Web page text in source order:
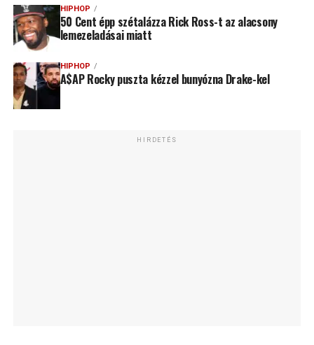
HIPHOP
50 Cent épp szétalázza Rick Ross-t az alacsony
lemezeladásai miatt
HIPHOP
A$AP Rocky puszta kézzel bunyózna Drake-kel
HIRDETÉS